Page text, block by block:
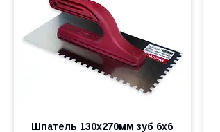
Шпатель 130х270мм зуб 6х6